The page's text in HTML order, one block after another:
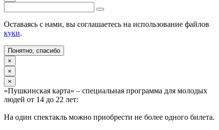
Оставаясь с нами, вы соглашаетесь на использование файлов
куки.
Понятно, спасибо
×
×
×
«Пушкинская карта» – специальная программа для молодых
людей от 14 до 22 лет:
На один спектакль можно приобрести не более одного билета.